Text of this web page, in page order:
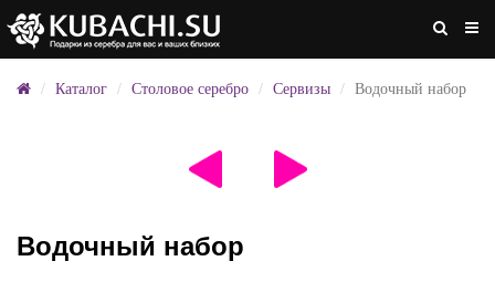
Каталог Столовое серебро Сервизы Водочный набор
Водочный набор